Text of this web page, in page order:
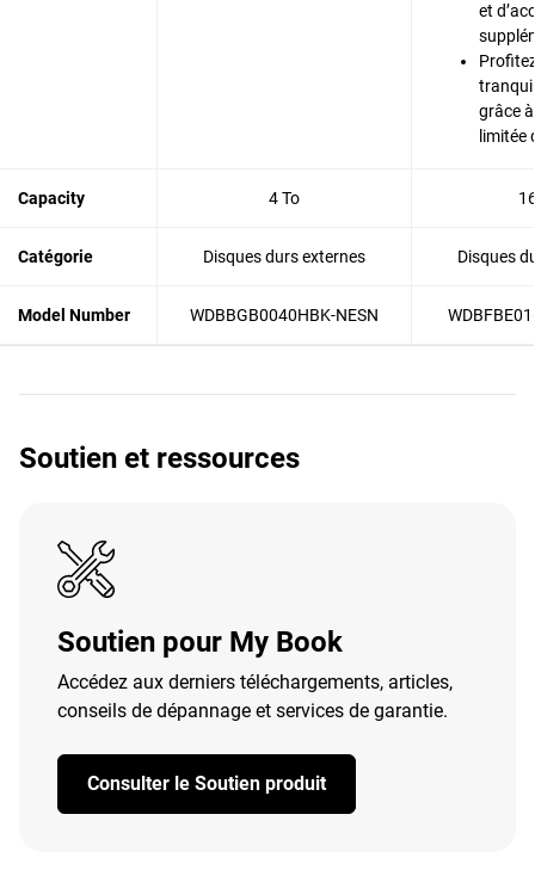
et
grâce
limitée
Capacity 4 To
Catégorie Disques durs externes Disques
Model Number WDBBGB0040HBK-NESN
Soutien et ressources
Soutien pour My Book
Accédez aux derniers téléchargements, articles,
conseils de dépannage et services de garantie.
Consulter le Soutien produit